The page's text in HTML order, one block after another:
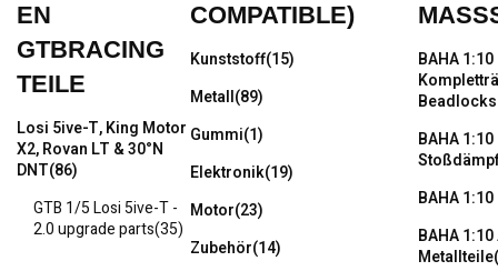
EN
GTBRACING
TEILE
Losi 5ive-T, King Motor
X2, Rovan LT & 30°N
DNT(86)
GTB 1/5 Losi 5ive-T -
2.0 upgrade parts(35)
COMPATIBLE)
Kunststoff(15)
Metall(89)
Gummi(1)
Elektronik(19)
Motor(23)
Zubehör(14)
BAHA
BAHA
BAHA
BAHA
Metallteile